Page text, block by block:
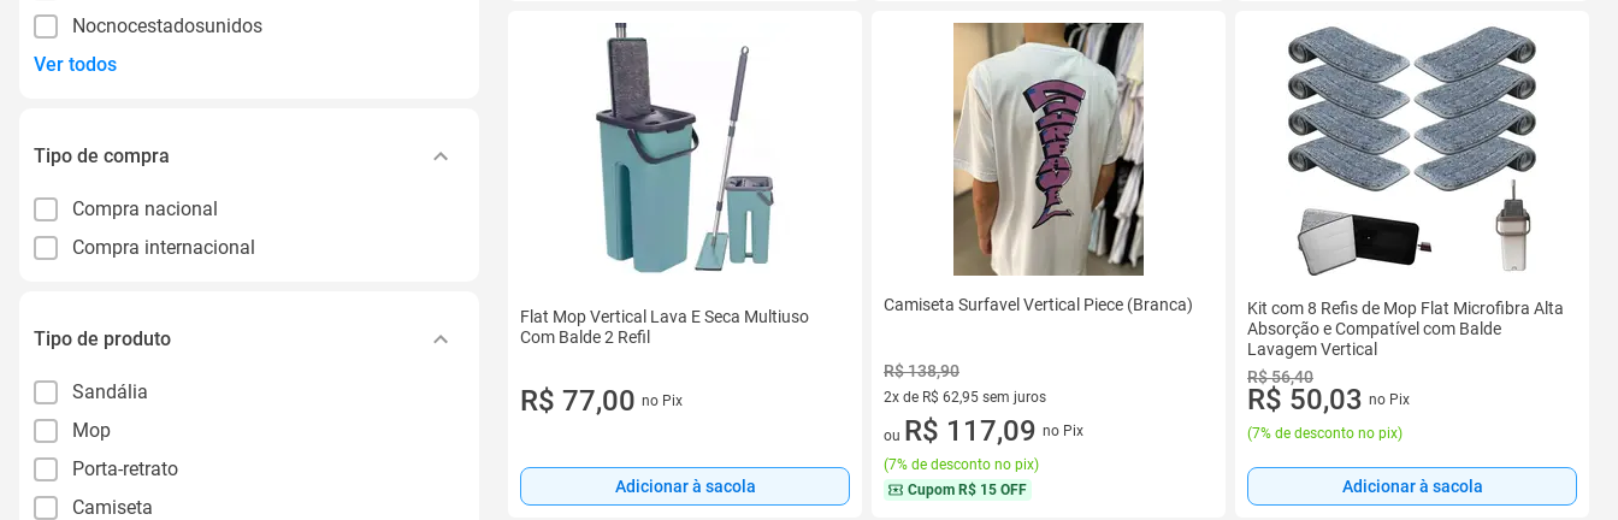
Nocnocestadosunidos
Ver todos
Tipo de compra
Compra nacional
Compra internacional
Tipo de produto
Sandália
Mop
Porta-retrato
Camiseta
Flat Mop Vertical Lava E Seca Multiuso
Com Balde 2 Refil
R$ 77,00 no Pix
Adicionar à sacola
Camiseta Surfavel Vertical Piece (Branca)
R$ 138,90
2x de R$ 62,95 sem juros
2 vez de R$ 62,95 sem juros
ou R$ 117,09 no Pix
(7% de desconto no pix)
Cupom R$ 15 OFF
Kit com 8 Refis de Mop Flat Microfibra Alta
Absorção e Compatível com Balde
Lavagem Vertical
R$ 56,40
R$ 50,03 no Pix
(7% de desconto no pix)
Adicionar à sacola